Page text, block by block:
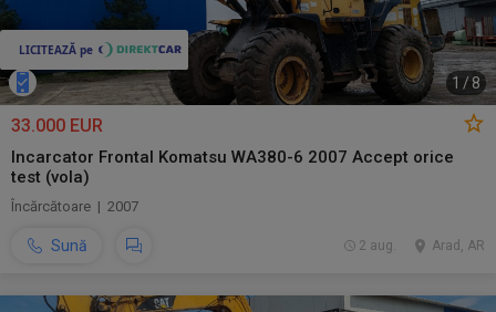
1 /8
33.000 EUR
Incarcator Frontal Komatsu WA380-6 2007 Accept orice
test (vola)
Încărcătoare | 2007
Sună Arad, AR
2 aug.